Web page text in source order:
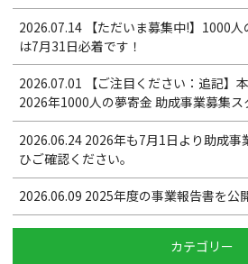
2026.07.14 【ただいま募集中!】1000
は7月31日必着です！
2026.07.01 【ご注目ください：追記】
2026年1000人の夢寄金 助成事業募集ス
2026.06.24 2026年も7月1日より助成事
ひご確認ください。
2026.06.09 2025年度の事業報告書を公
カテゴリー